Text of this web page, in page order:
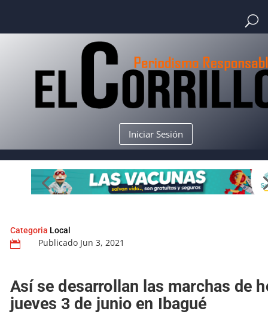
Iniciar Sesión
Categoria Local
 Publicado Jun 3, 2021
Así se desarrollan las marchas de
jueves 3 de junio en Ibagué